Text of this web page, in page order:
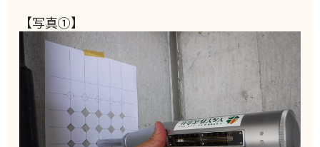
【写真①】